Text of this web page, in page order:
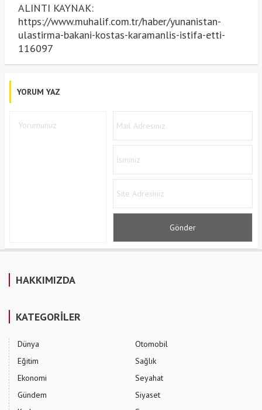
ALINTI KAYNAK:
https://www.muhalif.com.tr/haber/yunanistan-
ulastirma-bakani-kostas-karamanlis-istifa-etti-
116097
YORUM YAZ
HAKKIMIZDA
KATEGORİLER
Dünya
Eğitim
Ekonomi
Gündem
Otomobil
Sağlık
Seyahat
Siyaset